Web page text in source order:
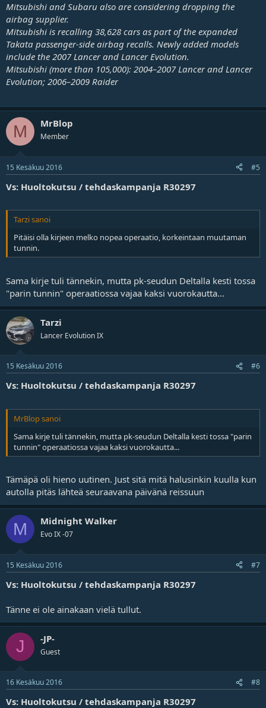
Mitsubishi and Subaru also are considering dropping the
airbag supplier.
Mitsubishi is recalling 38,628 cars as part of the expanded
Takata passenger-side airbag recalls. Newly added models
include the 2007 Lancer and Lancer Evolution.
Mitsubishi (more than 105,000): 2004–2007 Lancer and Lancer
Evolution; 2006–2009 Raider
M MrBlop
Member
15 Kesäkuu 2016 #5
Vs: Huoltokutsu / tehdaskampanja R30297
Tarzi sanoi
Pitäisi olla kirjeen melko nopea operaatio, korkeintaan muutaman
tunnin.
Sama kirje tuli tännekin, mutta pk-seudun Deltalla kesti tossa
"parin tunnin" operaatiossa vajaa kaksi vuorokautta...
Tarzi
Lancer Evolution IX
15 Kesäkuu 2016 #6
Vs: Huoltokutsu / tehdaskampanja R30297
MrBlop sanoi
Sama kirje tuli tännekin, mutta pk-seudun Deltalla kesti tossa "parin
tunnin" operaatiossa vajaa kaksi vuorokautta...
Tämäpä oli hieno uutinen. Just sitä mitä halusinkin kuulla kun
autolla pitäs lähteä seuraavana päivänä reissuun
M Midnight Walker
Evo IX -07
15 Kesäkuu 2016 #7
Vs: Huoltokutsu / tehdaskampanja R30297
Tänne ei ole ainakaan vielä tullut.
J -JP-
Guest
16 Kesäkuu 2016 #8
Vs: Huoltokutsu / tehdaskampanja R30297